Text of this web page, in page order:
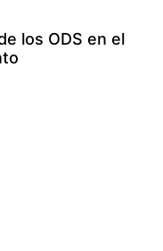
los ODS en el